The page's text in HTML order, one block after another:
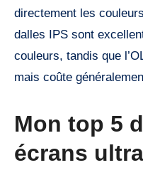
directement les
dalles IPS sont
couleurs, tandis que
mais coûte
Mon top 5
écrans